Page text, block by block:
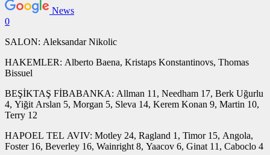
News
0
SALON: Aleksandar Nikolic
HAKEMLER: Alberto Baena, Kristaps Konstantinovs, Thomas
Bissuel
BEŞİKTAŞ FİBABANKA: Allman 11, Needham 17, Berk Uğurlu
4, Yiğit Arslan 5, Morgan 5, Sleva 14, Kerem Konan 9, Martin 10,
Terry 12
HAPOEL TEL AVIV: Motley 24, Ragland 1, Timor 15, Angola,
Foster 16, Beverley 16, Wainright 8, Yaacov 6, Ginat 11, Caboclo 4